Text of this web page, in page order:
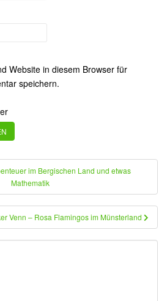
Website in diesem Browser für
speichern.
im Bergischen Land und etwas
Mathematik
Venn – Rosa Flamingos im Münsterland